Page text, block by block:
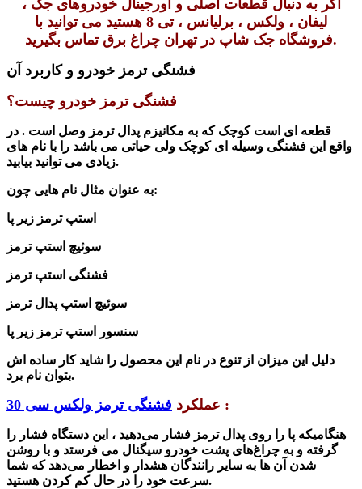
اگر به دنبال قطعات اصلی و اورجینال خودروهای جک ،
لیفان ، ولکس ، برلیانس ، تی 8 هستید می توانید با
فروشگاه جک شاپ در تهران چراغ برق تماس بگیرید.
فشنگی ترمز خودرو چیست؟
قطعه ای است کوچک که به مکانیزم پدال ترمز وصل است . در
واقع این فشنگی وسیله ای کوچک ولی حیاتی می باشد را با نام های
زیادی می توانید بیابید.
به عنوان مثال نام هایی چون:
استپ ترمز زیر پا
سوئیچ استپ ترمز
فشنگی استپ ترمز
سوئیچ استپ پدال ترمز
سنسور استپ ترمز زیر پا
دلیل این میزان از تنوع در نام این محصول را شاید کار ساده اش
بتوان نام برد.
عملکرد فشنگی ترمز ولکس سی 30 :
هنگامیکه پا را روی پدال ترمز فشار می‌دهید ، این دستگاه فشار را
گرفته و به چراغ‌های پشت خودرو سیگنال می فرستد و با روشن
شدن آن ها به سایر رانندگان هشدار و اخطار می‌دهد که شما
سرعت خود را در حال کم کردن هستید.